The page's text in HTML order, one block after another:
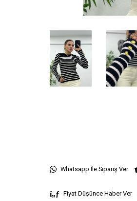
Whatsapp İle Sipariş Ver
Fiyat Düşünce Haber Ver